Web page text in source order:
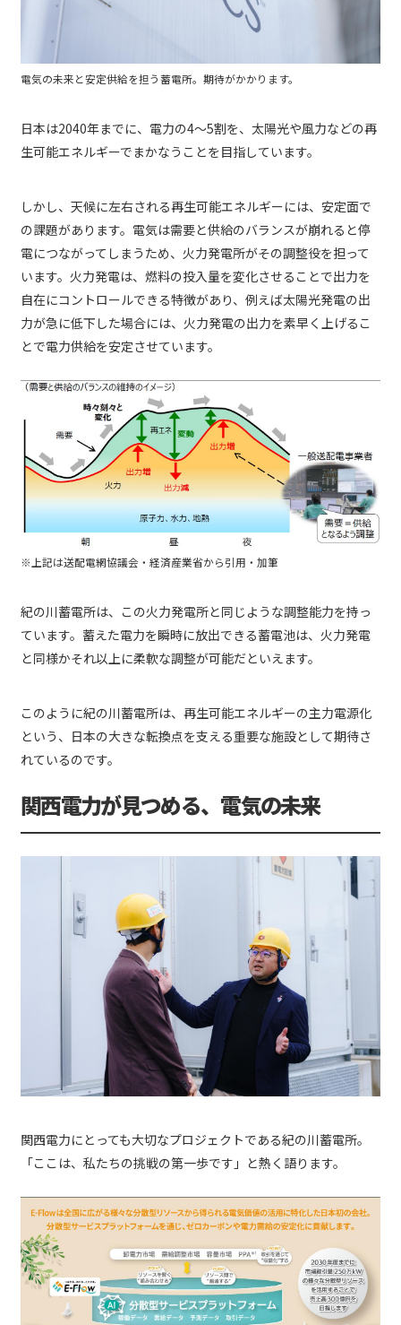
電気の未来と安定供給を担う蓄電所。期待がかかります。
日本は2040年までに、電力の4～5割を、太陽光や風力などの再
生可能エネルギーでまかなうことを目指しています。
しかし、天候に左右される再生可能エネルギーには、安定面で
の課題があります。電気は需要と供給のバランスが崩れると停
電につながってしまうため、火力発電所がその調整役を担って
います。火力発電は、燃料の投入量を変化させることで出力を
自在にコントロールできる特徴があり、例えば太陽光発電の出
力が急に低下した場合には、火力発電の出力を素早く上げるこ
とで電力供給を安定させています。
※上記は送配電網協議会・経済産業省から引用・加筆
紀の川蓄電所は、この火力発電所と同じような調整能力を持っ
ています。蓄えた電力を瞬時に放出できる蓄電池は、火力発電
と同様かそれ以上に柔軟な調整が可能だといえます。
このように紀の川蓄電所は、再生可能エネルギーの主力電源化
という、日本の大きな転換点を支える重要な施設として期待さ
れているのです。
関西電力が見つめる、電気の未来
関西電力にとっても大切なプロジェクトである紀の川蓄電所。
「ここは、私たちの挑戦の第一歩です」と熱く語ります。